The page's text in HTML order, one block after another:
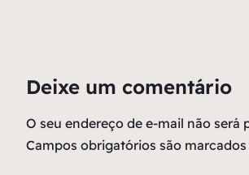
Deixe um comentário
O seu endereço de e-mail não será
Campos obrigatórios são